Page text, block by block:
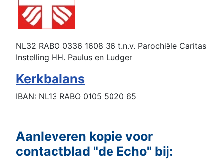
NL32 RABO 0336 1608 36 t.n.v. Parochiële Caritas
Instelling HH. Paulus en Ludger
Kerkbalans
IBAN: NL13 RABO 0105 5020 65
Aanleveren kopie voor
contactblad "de Echo" bij: